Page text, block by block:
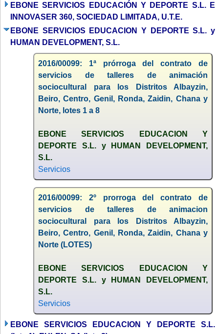
EBONE SERVICIOS EDUCACIÓN Y DEPORTE S.L. E
INNOVASER 360, SOCIEDAD LIMITADA, U.T.E.
EBONE SERVICIOS EDUCACION Y DEPORTE S.L. y
HUMAN DEVELOPMENT, S.L.
2016/00099: 1ª prórroga del contrato de
servicios de talleres de animación
sociocultural para los Distritos Albayzin,
Beiro, Centro, Genil, Ronda, Zaidin, Chana y
Norte, lotes 1 a 8
EBONE SERVICIOS EDUCACION Y
DEPORTE S.L. y HUMAN DEVELOPMENT,
S.L.
Servicios
2016/00099: 2º prorroga del contrato de
servicios de talleres de animacion
sociocultural para los Distritos Albayzin,
Beiro, Centro, Genil, Ronda, Zaidin, Chana y
Norte (LOTES)
EBONE SERVICIOS EDUCACION Y
DEPORTE S.L. y HUMAN DEVELOPMENT,
S.L.
Servicios
EBONE SERVICIOS EDUCACION Y DEPORTE S.L.